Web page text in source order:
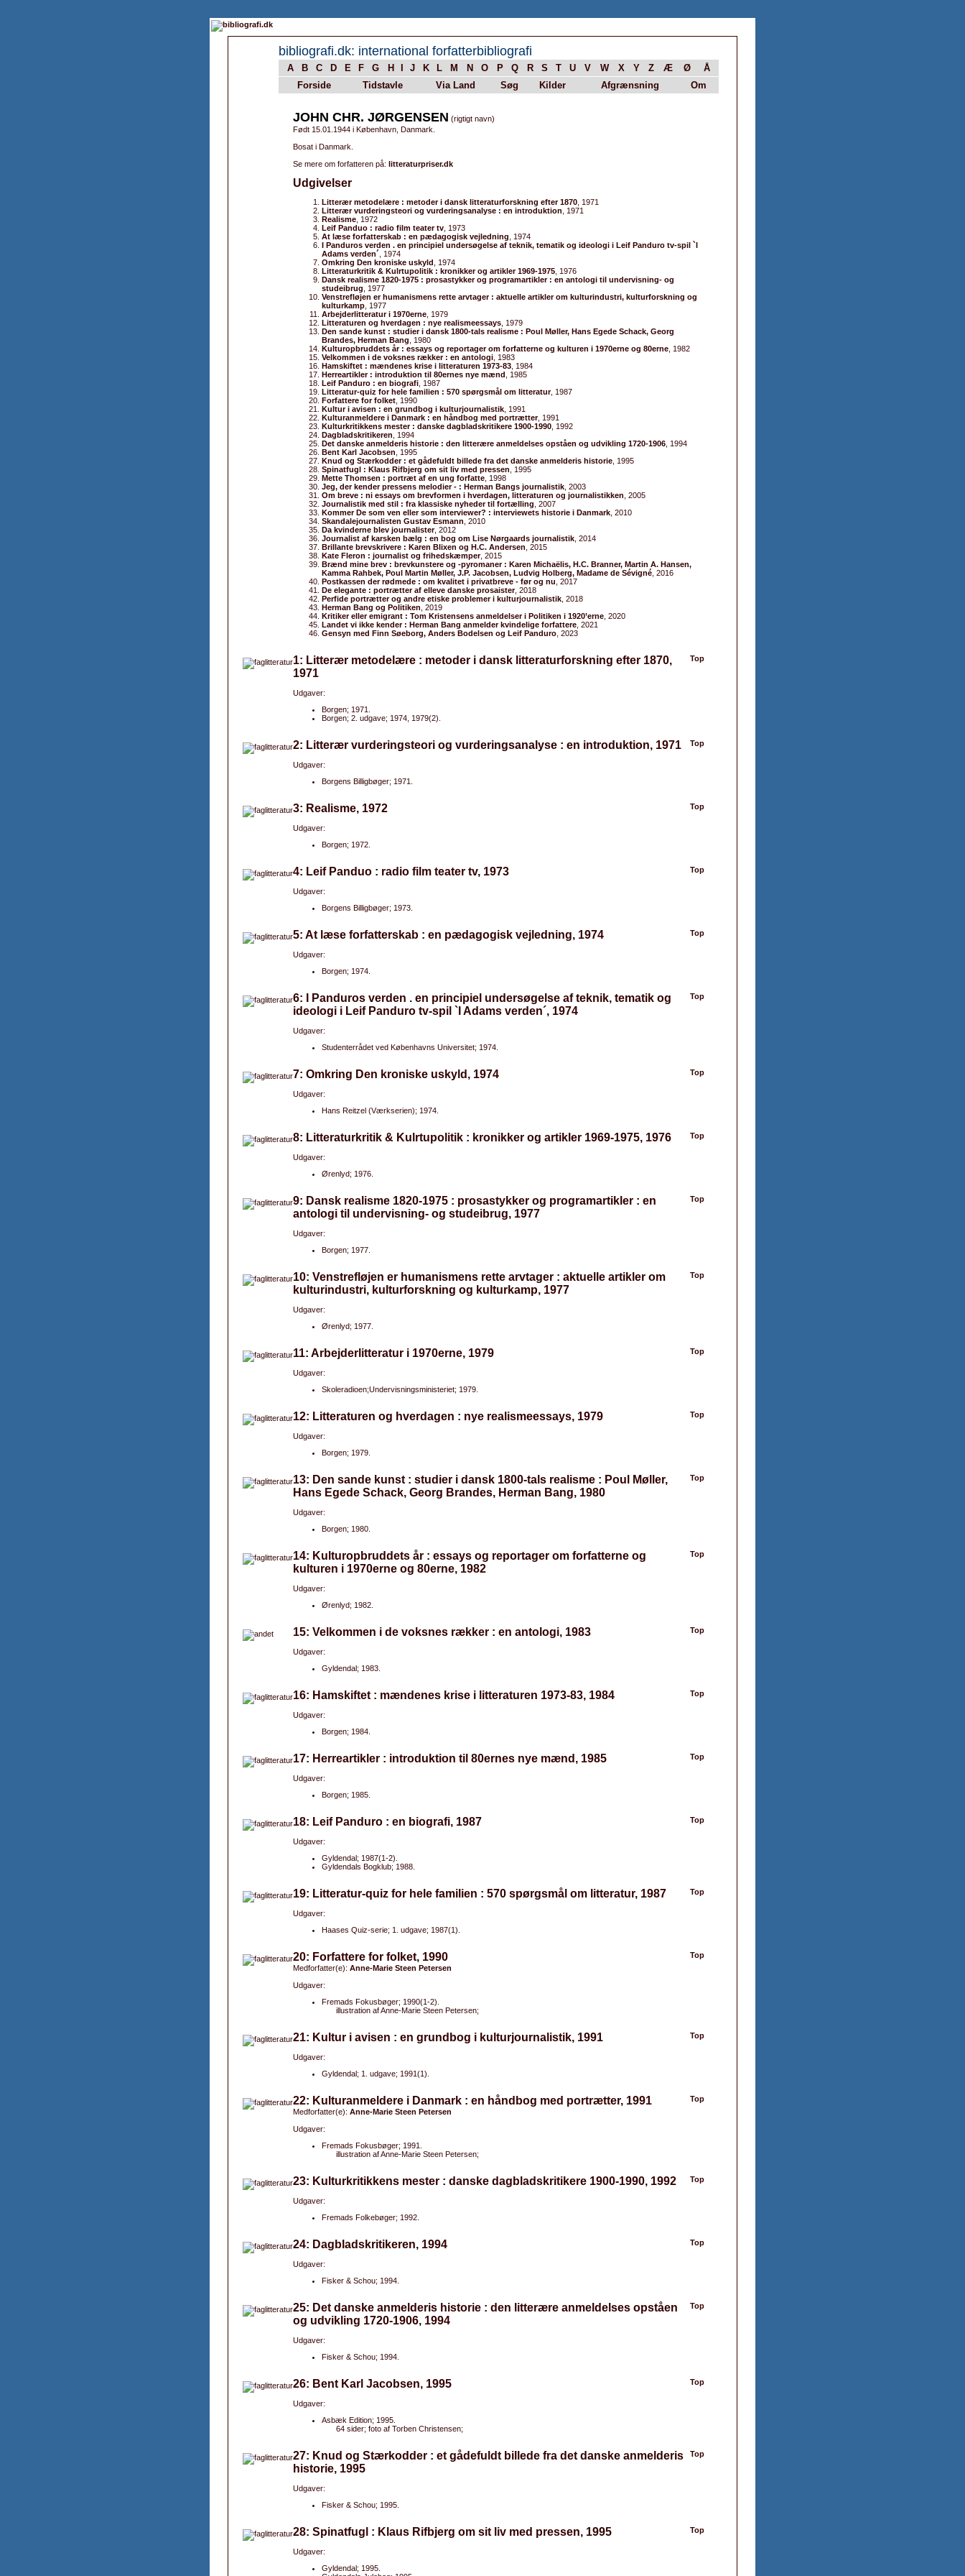
bibliografi.dk: international forfatterbibliografi
A B C D E F G H J K L M N O P Q R S T U V W X Y Z Æ Ø
Å
Forside
Tidstavle Via Land Søg Kilder Afgrænsning Om
JOHN CHR. JØRGENSEN (rigtigt navn)
Født 15.01.1944 i København, Danmark.
Bosat i Danmark.
Se mere om forfatteren på: litteraturpriser.dk
Udgivelser
Litterær metodelære : metoder i dansk litteraturforskning efter 1870 , 1971
Litterær vurderingsteori og vurderingsanalyse : en introduktion , 1971
Realisme , 1972
Leif Panduo : radio film teater tv , 1973
At læse forfatterskab : en pædagogisk vejledning , 1974
I Panduros verden . en principiel undersøgelse af teknik, tematik og ideologi i Leif Panduro tv-spil `I
Adams verden´ , 1974
Omkring Den kroniske uskyld , 1974
Litteraturkritik & Kulrtupolitik : kronikker og artikler 1969-1975 , 1976
Dansk realisme 1820-1975 : prosastykker og programartikler : en antologi til undervisning- og
studeibrug , 1977
Venstrefløjen er humanismens rette arvtager : aktuelle artikler om kulturindustri, kulturforskning og
kulturkamp , 1977
Arbejderlitteratur i 1970erne , 1979
Litteraturen og hverdagen : nye realismeessays , 1979
Den sande kunst : studier i dansk 1800-tals realisme : Poul Møller, Hans Egede Schack, Georg
Brandes, Herman Bang , 1980
Kulturopbruddets år : essays og reportager om forfatterne og kulturen i 1970erne og 80erne , 1982
Velkommen i de voksnes rækker : en antologi , 1983
Hamskiftet : mændenes krise i litteraturen 1973-83 , 1984
Herreartikler : introduktion til 80ernes nye mænd , 1985
Leif Panduro : en biografi , 1987
Litteratur-quiz for hele familien : 570 spørgsmål om litteratur, 1987
Forfattere for folket , 1990
Kultur i avisen : en grundbog i kulturjournalistik , 1991
Kulturanmeldere i Danmark : en håndbog med portrætter, 1991
Kulturkritikkens mester : danske dagbladskritikere 1900-1990 , 1992
Dagbladskritikeren , 1994
Det danske anmelderis historie : den litterære anmeldelses opståen og udvikling 1720-1906 , 1994
Bent Karl Jacobsen , 1995
Knud og Stærkodder : et gådefuldt billede fra det danske anmelderis historie , 1995
Spinatfugl : Klaus Rifbjerg om sit liv med pressen , 1995
Mette Thomsen : portræt af en ung forfatte , 1998
Jeg, der kender pressens melodier - : Herman Bangs journalistik , 2003
Om breve : ni essays om brevformen i hverdagen, litteraturen og journalistikken , 2005
Journalistik med stil : fra klassiske nyheder til fortælling , 2007
Kommer De som ven eller som interviewer? : interviewets historie i Danmark , 2010
Skandalejournalisten Gustav Esmann , 2010
Da kvinderne blev journalister, 2012
Journalist af karsken bælg : en bog om Lise Nørgaards journalistik , 2014
Brillante brevskrivere : Karen Blixen og H.C. Andersen , 2015
Kate Fleron : journalist og frihedskæmper, 2015
Brænd mine brev : brevkunstere og -pyromaner : Karen Michaëlis, H.C. Branner, Martin A. Hansen,
Kamma Rahbek, Poul Martin Møller, J.P. Jacobsen, Ludvig Holberg, Madame de Sévigné , 2016
Postkassen der rødmede : om kvalitet i privatbreve - før og nu , 2017
De elegante : portrætter af elleve danske prosaister, 2018
Perfide portrætter og andre etiske problemer i kulturjournalistik , 2018
Herman Bang og Politiken , 2019
Kritiker eller emigrant : Tom Kristensens anmeldelser i Politiken i 1920’erne , 2020
Landet vi ikke kender : Herman Bang anmelder kvindelige forfattere , 2021
Gensyn med Finn Søeborg, Anders Bodelsen og Leif Panduro , 2023
Top
1: Litterær metodelære : metoder i dansk litteraturforskning efter 1870,
1971
Udgaver:
Borgen; 1971.
Borgen; 2. udgave; 1974, 1979(2).
Top
2: Litterær vurderingsteori og vurderingsanalyse : en introduktion, 1971
Udgaver:
Borgens Billigbøger; 1971.
Top
3: Realisme, 1972
Udgaver:
Borgen; 1972.
Top
4: Leif Panduo : radio film teater tv, 1973
Udgaver:
Borgens Billigbøger; 1973.
Top
5: At læse forfatterskab : en pædagogisk vejledning, 1974
Udgaver:
Borgen; 1974.
Top
6: I Panduros verden . en principiel undersøgelse af teknik, tematik og
ideologi i Leif Panduro tv-spil `I Adams verden´, 1974
Udgaver:
Studenterrådet ved Københavns Universitet; 1974.
Top
7: Omkring Den kroniske uskyld, 1974
Udgaver:
Hans Reitzel (Værkserien); 1974.
Top
8: Litteraturkritik & Kulrtupolitik : kronikker og artikler 1969-1975, 1976
Udgaver:
Ørenlyd; 1976.
Top
9: Dansk realisme 1820-1975 : prosastykker og programartikler : en
antologi til undervisning- og studeibrug, 1977
Udgaver:
Borgen; 1977.
Top
10: Venstrefløjen er humanismens rette arvtager : aktuelle artikler om
kulturindustri, kulturforskning og kulturkamp, 1977
Udgaver:
Ørenlyd; 1977.
Top
11: Arbejderlitteratur i 1970erne, 1979
Udgaver:
Skoleradioen;Undervisningsministeriet; 1979.
Top
12: Litteraturen og hverdagen : nye realismeessays, 1979
Udgaver:
Borgen; 1979.
Top
13: Den sande kunst : studier i dansk 1800-tals realisme : Poul Møller,
Hans Egede Schack, Georg Brandes, Herman Bang, 1980
Udgaver:
Borgen; 1980.
Top
14: Kulturopbruddets år : essays og reportager om forfatterne og
kulturen i 1970erne og 80erne, 1982
Udgaver:
Ørenlyd; 1982.
Top
15: Velkommen i de voksnes rækker : en antologi, 1983
Udgaver:
Gyldendal; 1983.
Top
16: Hamskiftet : mændenes krise i litteraturen 1973-83, 1984
Udgaver:
Borgen; 1984.
Top
17: Herreartikler : introduktion til 80ernes nye mænd, 1985
Udgaver:
Borgen; 1985.
Top
18: Leif Panduro : en biografi, 1987
Udgaver:
Gyldendal; 1987(1-2).
Gyldendals Bogklub; 1988.
Top
19: Litteratur-quiz for hele familien : 570 spørgsmål om litteratur, 1987
Udgaver:
Haases Quiz-serie; 1. udgave; 1987(1).
Top
20: Forfattere for folket, 1990
Medforfatter(e): Anne-Marie Steen Petersen
Udgaver:
Fremads Fokusbøger; 1990(1-2).
illustration af Anne-Marie Steen Petersen;
Top
21: Kultur i avisen : en grundbog i kulturjournalistik, 1991
Udgaver:
Gyldendal; 1. udgave; 1991(1).
Top
22: Kulturanmeldere i Danmark : en håndbog med portrætter, 1991
Medforfatter(e): Anne-Marie Steen Petersen
Udgaver:
Fremads Fokusbøger; 1991.
illustration af Anne-Marie Steen Petersen;
Top
23: Kulturkritikkens mester : danske dagbladskritikere 1900-1990, 1992
Udgaver:
Fremads Folkebøger; 1992.
Top
24: Dagbladskritikeren, 1994
Udgaver:
Fisker & Schou; 1994.
Top
25: Det danske anmelderis historie : den litterære anmeldelses opståen
og udvikling 1720-1906, 1994
Udgaver:
Fisker & Schou; 1994.
Top
26: Bent Karl Jacobsen, 1995
Udgaver:
Asbæk Edition; 1995.
64 sider; foto af Torben Christensen;
Top
27: Knud og Stærkodder : et gådefuldt billede fra det danske anmelderis
historie, 1995
Udgaver:
Fisker & Schou; 1995.
Top
28: Spinatfugl : Klaus Rifbjerg om sit liv med pressen, 1995
Udgaver:
Gyldendal; 1995.